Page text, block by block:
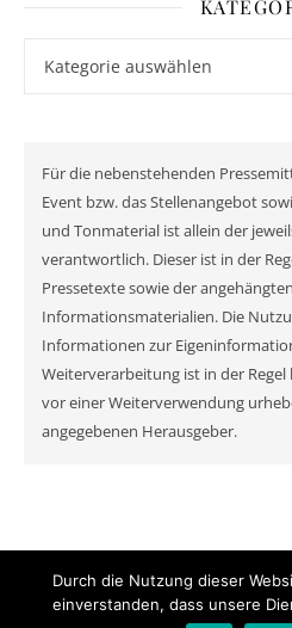
Für die nebenstehenden
Event bzw. das Stellenangebot
und Tonmaterial ist allein der
verantwortlich. Dieser ist in der
Pressetexte sowie der
Informationsmaterialien. Die
Informationen zur
Weiterverarbeitung ist in der
vor einer Weiterverwendung
angegebenen Herausgeber.
©
Durch die Nutzung dieser
einverstanden, dass unsere